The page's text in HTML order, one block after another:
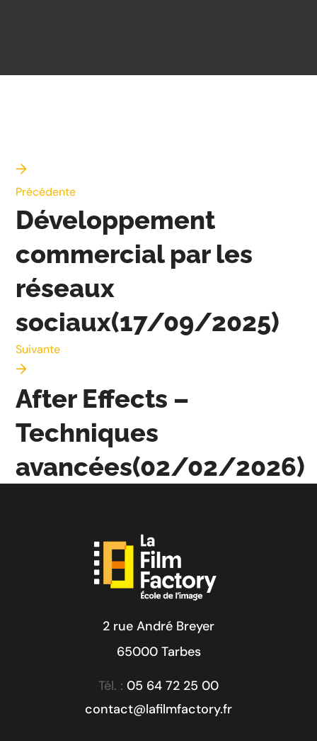
Précédente
Développement
commercial par les
réseaux
sociaux(17/09/2025)
Suivante
After Effects –
Techniques
avancées(02/02/2026)
2 rue André Breyer
65000 Tarbes
Tél. : 05 64 72 25 00
contact@lafilmfactory.fr